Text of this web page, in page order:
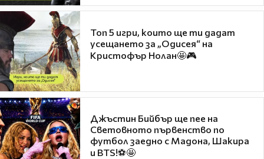
Топ 5 игри, които ще ти дадат
усещането за „Одисея“ на
Кристофър Нолан🤩🎮
Джъстин Бийбър ще пее на
Световното първенство по
футбол заедно с Мадона, Шакира
и BTS!⚽🤩